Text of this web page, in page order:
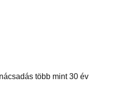
több mint 30 év